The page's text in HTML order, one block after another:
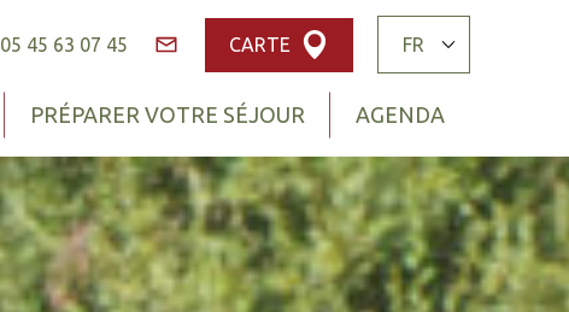
PRÉPARER VOTRE SÉJOUR AGENDA
05 45 63 07 45
Contact
CARTE